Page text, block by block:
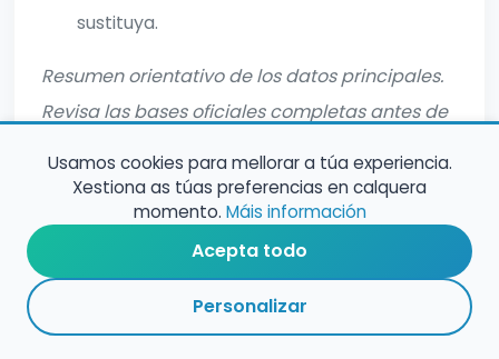
sustituya.
Resumen orientativo de los datos principales.
Revisa las bases oficiales completas antes de
RESUMO PRAZOS ESPECIALIDADE LIGAZÓNS SEGUIR
Usamos cookies para mellorar a túa experiencia.
Xestiona as túas preferencias en calquera
momento. Máis información
Acepta todo
Personalizar